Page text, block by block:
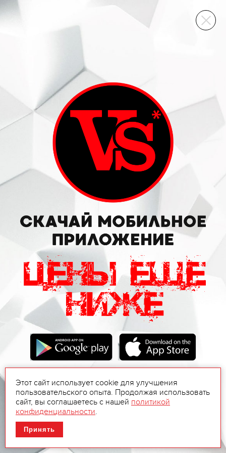
ВИННЫЙ СКЛАД
Этот сайт использует cookie для улучшения
пользовательского опыта. Продолжая использовать
сайт, вы соглашаетесь с нашей политикой
конфиденциальности.
Принять